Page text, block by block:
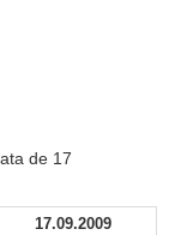
de 17
17.09.2009